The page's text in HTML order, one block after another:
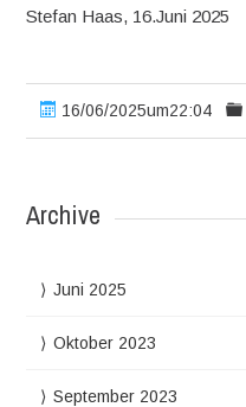
Stefan Haas, 16.Juni 2025
16/06/2025um22:04
Archive
Juni 2025
Oktober 2023
September 2023